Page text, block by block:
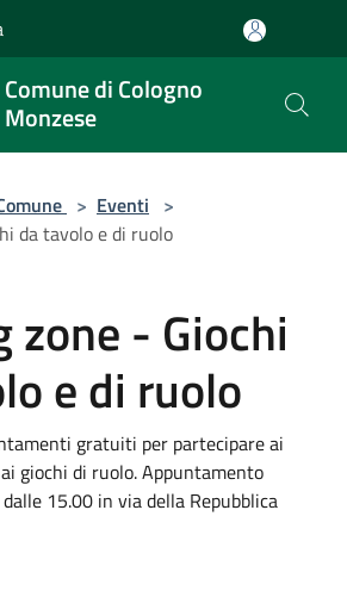
Comune di Cologno
Monzese
> Eventi >
da tavolo e di ruolo
zone - Giochi
e di ruolo
gratuiti per partecipare ai
giochi di ruolo. Appuntamento
15.00 in via della Repubblica